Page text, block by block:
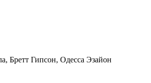
Бретт Гипсон, Одесса Эзайон